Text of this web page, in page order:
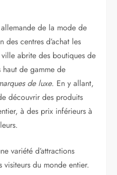
de la mode de
des centres d’achat les
abrite des boutiques de
haut de gamme de
de luxe. En y allant,
découvrir des produits
à des prix inférieurs à
variété d’attractions
visiteurs du monde entier.